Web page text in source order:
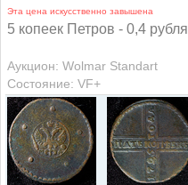
Эта цена искусственно завышена
5 копеек Петров - 0,4 рубля
Аукцион: Wolmar Standart
Состояние: VF+